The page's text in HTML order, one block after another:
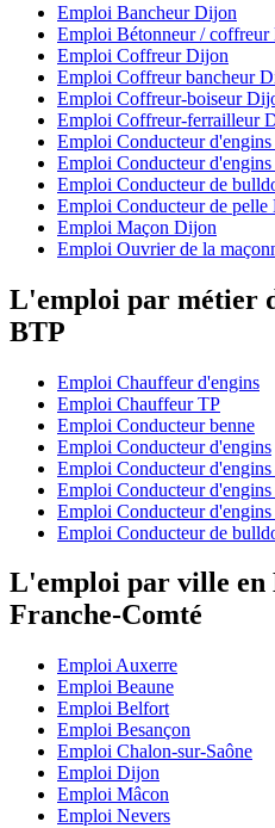
Emploi Bancheur Dijon
Emploi Bétonneur / coffreur
Emploi Coffreur Dijon
Emploi Coffreur bancheur
Emploi Coffreur-boiseur
Emploi Coffreur-ferrailleur
Emploi Conducteur
Emploi Conducteur
Emploi Conducteur de
Emploi Conducteur de pelle
Emploi Maçon Dijon
Emploi Ouvrier de la
L'emploi par métier
BTP
Emploi Chauffeur d'engins
Emploi Chauffeur TP
Emploi Conducteur benne
Emploi Conducteur d'engins
Emploi Conducteur d'engins
Emploi Conducteur d'engins
Emploi Conducteur
Emploi Conducteur de
L'emploi par ville en
Franche-Comté
Emploi Auxerre
Emploi Beaune
Emploi Belfort
Emploi Besançon
Emploi Chalon-sur-Saône
Emploi Dijon
Emploi Mâcon
Emploi Nevers